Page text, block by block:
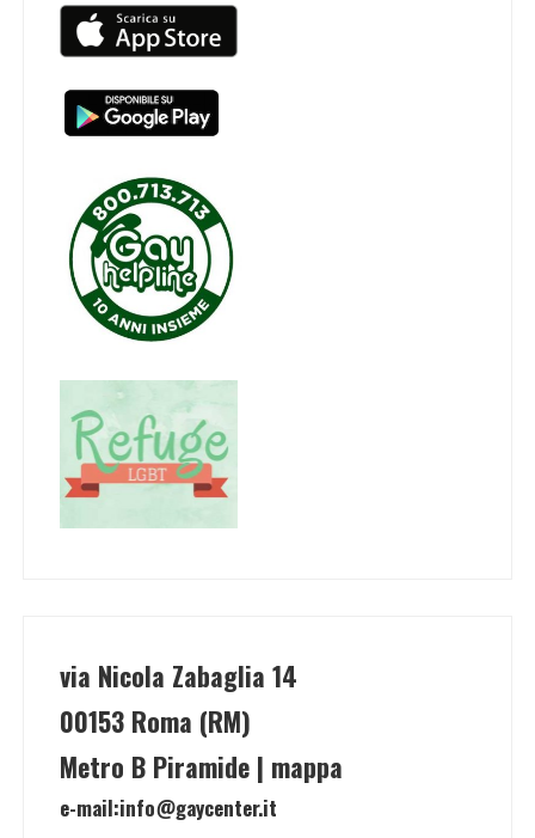
via Nicola Zabaglia 14
00153 Roma (RM)
Metro B Piramide | mappa
e-mail:info@gaycenter.it